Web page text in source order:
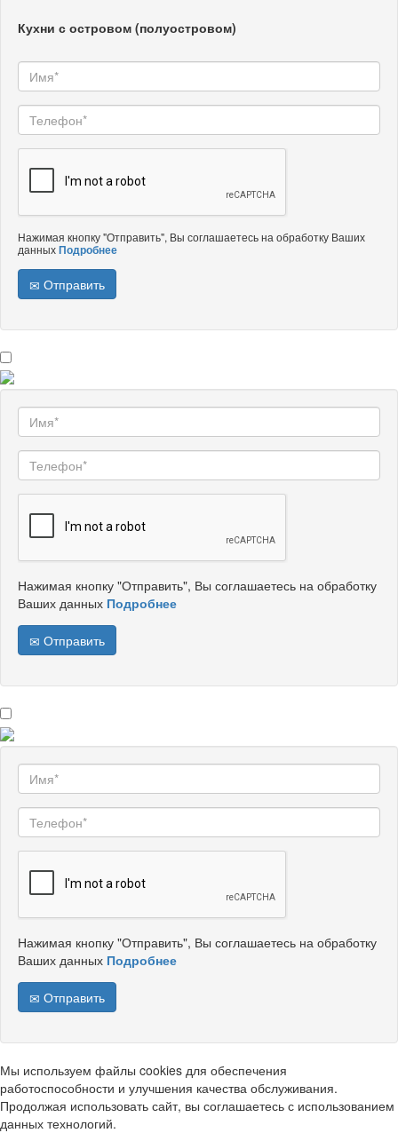
Кухни с островом (полуостровом)
Нажимая кнопку "Отправить", Вы соглашаетесь на обработку Ваших
данныхПодробнее
Отправить
Нажимая кнопку "Отправить", Вы соглашаетесь на обработку
Ваших данных Подробнее
Отправить
Нажимая кнопку "Отправить", Вы соглашаетесь на обработку
Ваших данных Подробнее
Отправить
Мы используем файлы cookies для обеспечения
работоспособности и улучшения качества обслуживания.
Продолжая использовать сайт, вы соглашаетесь с использованием
данных технологий.